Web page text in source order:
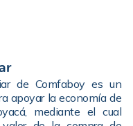
de Comfaboy es un
apoyar la economía de
mediante el cual